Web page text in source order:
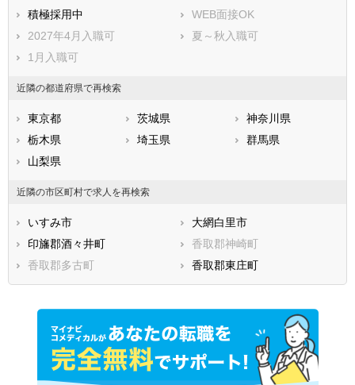
積極採用中
WEB面接OK
2027年4月入職可
夏～秋入職可
1月入職可
近隣の都道府県で再検索
東京都 茨城県
神奈川県
栃木県
埼玉県
群馬県
山梨県
近隣の市区町村で求人を再検索
いすみ市
大網白里市
印旛郡酒々井町
香取郡神崎町
香取郡多古町
香取郡東庄町